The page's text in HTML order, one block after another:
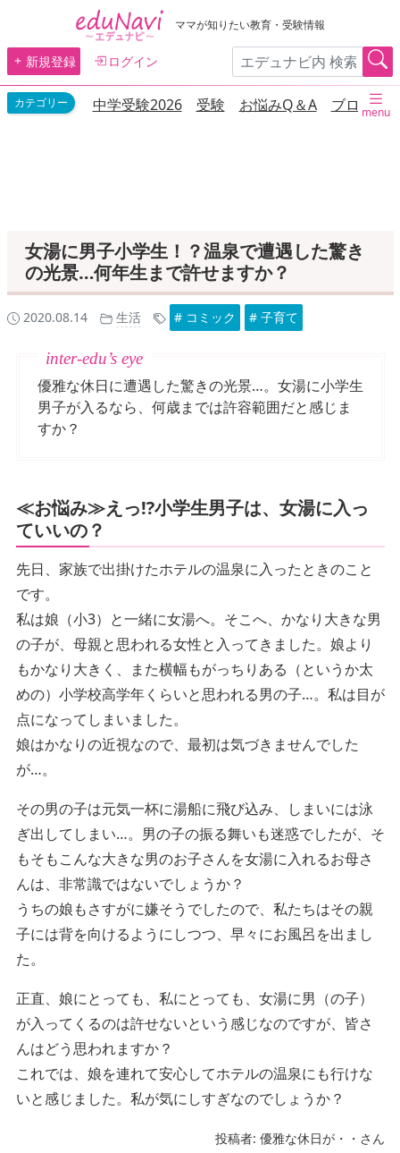
ママが知りたい教育・受験情報
新規登録 ログイン
中学受験2026 受験 お悩みQ＆A ブログmenu
女湯に男子小学生！？温泉で遭遇した驚き
の光景…何年生まで許せますか？
2020.08.14 生活 # コミック # 子育て
優雅な休日に遭遇した驚きの光景…。女湯に小学生
男子が入るなら、何歳までは許容範囲だと感じま
すか？
≪お悩み≫えっ⁉小学生男子は、女湯に入っ
ていいの？
先日、家族で出掛けたホテルの温泉に入ったときのこと
です。
私は娘（小3）と一緒に女湯へ。そこへ、かなり大きな男
の子が、母親と思われる女性と入ってきました。娘より
もかなり大きく、また横幅もがっちりある（というか太
めの）小学校高学年くらいと思われる男の子…。私は目が
点になってしまいました。
娘はかなりの近視なので、最初は気づきませんでした
が…。
その男の子は元気一杯に湯船に飛び込み、しまいには泳
ぎ出してしまい…。男の子の振る舞いも迷惑でしたが、そ
もそもこんな大きな男のお子さんを女湯に入れるお母さ
んは、非常識ではないでしょうか？
うちの娘もさすがに嫌そうでしたので、私たちはその親
子には背を向けるようにしつつ、早々にお風呂を出まし
た。
正直、娘にとっても、私にとっても、女湯に男（の子）
が入ってくるのは許せないという感じなのですが、皆さ
んはどう思われますか？
これでは、娘を連れて安心してホテルの温泉にも行けな
いと感じました。私が気にしすぎなのでしょうか？
投稿者: 優雅な休日が・・さん